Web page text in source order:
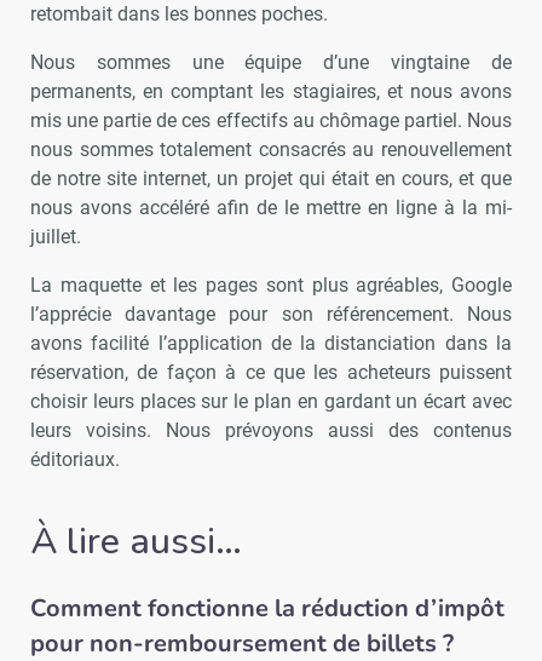
retombait dans les bonnes poches.
Nous sommes une équipe d’une vingtaine de
permanents, en comptant les stagiaires, et nous avons
mis une partie de ces effectifs au chômage partiel. Nous
nous sommes totalement consacrés au renouvellement
de notre site internet, un projet qui était en cours, et que
nous avons accéléré afin de le mettre en ligne à la mi-
juillet.
La maquette et les pages sont plus agréables, Google
l’apprécie davantage pour son référencement. Nous
avons facilité l’application de la distanciation dans la
réservation, de façon à ce que les acheteurs puissent
choisir leurs places sur le plan en gardant un écart avec
leurs voisins. Nous prévoyons aussi des contenus
éditoriaux.
À lire aussi…
Comment fonctionne la réduction d’impôt
pour non-remboursement de billets ?